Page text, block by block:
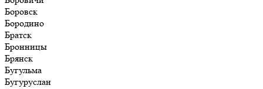
Боровск
Бородино
Братск
Бронницы
Брянск
Бугульма
Бугуруслан